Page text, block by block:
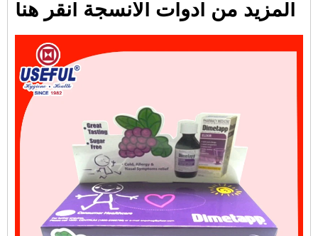
المزيد من أدوات الأنسجة انقر هنا